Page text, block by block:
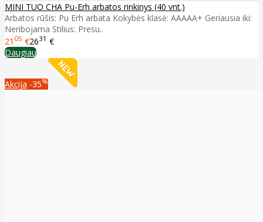
MINI TUO CHA Pu-Erh arbatos rinkinys (40 vnt.)
Arbatos rūšis: Pu Erh arbata Kokybės klasė: AAAAA+ Geriausia iki:
Neribojama Stilius: Presu..
21 05 €2631 €
Daugiau
Akcija -35%